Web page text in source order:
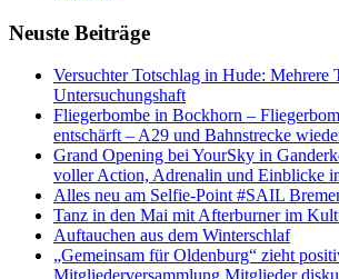
Neuste Beiträge
Versucht­er Totschlag in Hude: Mehrere
Untersuchungshaft
Fliegerbombe in Bockhorn –
entschärft – A29 und Bahnstrecke
Grand Opening bei YourSky in
voller Action, Adrenalin und Einblicke
Alles neu am Selfie-Point #SAIL
Tanz in den Mai mit Afterburner im
Auftauchen aus dem Winterschlaf
„Gemeinsam für Oldenburg“ zieht